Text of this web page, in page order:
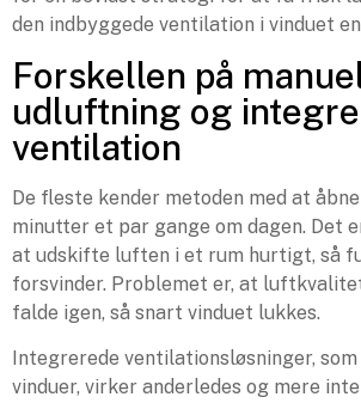
den indbyggede ventilation i vinduet
Forskellen på
udluftning og
ventilation
De fleste kender metoden med at åbne
minutter et par gange om dagen. Det
at udskifte luften i et rum hurtigt, så
forsvinder. Problemet er, at
falde igen, så snart vinduet lukkes.
Integrerede ventilationsløsninger, som
vinduer, virker anderledes og mere